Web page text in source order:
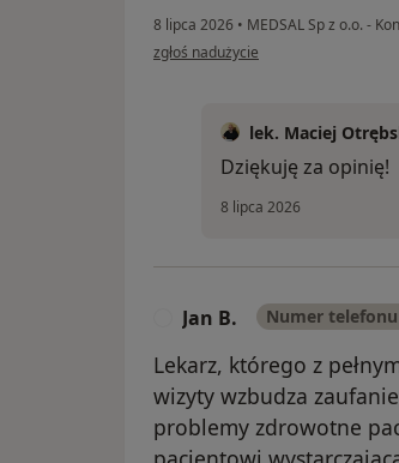
8 lipca 2026 • MEDSAL Sp z o.o. -
w opinii użytkownika Wiola
zgłoś nadużycie
lek. Maciej
Dziękuję za opinię!
8 lipca 2026
Jan B. Numer
Lekarz, którego z
wizyty wzbudza
problemy zdrowotne